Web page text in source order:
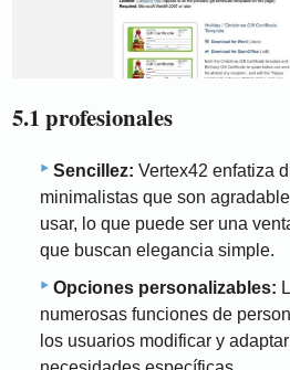
5.1 profesionales
Sencillez: Vertex42 enfatiza
minimalistas que son
usar, lo que puede ser una
que buscan elegancia simple.
Opciones personalizables:
numerosas funciones de
los usuarios modificar y